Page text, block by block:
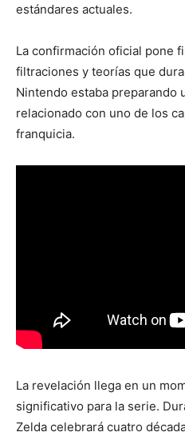
estándares actuales.
La confirmación oficial pone
filtraciones y teorías que
Nintendo estaba preparando
relacionado con uno de los
franquicia.
La revelación llega en un
significativo para la serie.
Zelda celebrará cuatro